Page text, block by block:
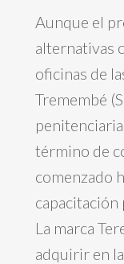
Aunque el
alternativas
oficinas de
Tremembé
término de
comenzado
La marca
adquirir en